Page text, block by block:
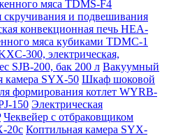
мяса TDMS-F4
скручивания и подвешивания
конвекционная печь HEA-
мяса кубиками TDMC-1
300, электрическая,
SJB-200, бак 200 л Вакуумный
камера SYX-50 Шкаф шоковой
формирования котлет WYRB-
150 Электрическая
Чеквейер с отбраковщиком
20c Коптильная камера SYX-